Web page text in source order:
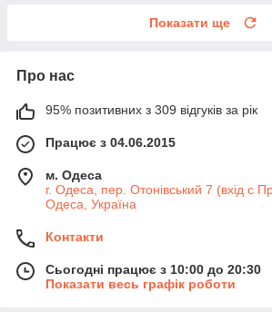
Показати ще
Про нас
95% позитивних з 309 відгуків за рік
Працює з 04.06.2015
м. Одеса
г. Одеса, пер. Отонівський 7 (вхід с
Одеса, Україна
Контакти
Сьогодні працює з 10:00 до 20:30
Показати весь графік роботи